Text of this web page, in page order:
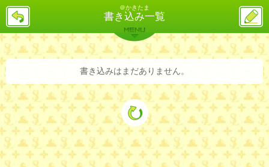
＠かきたま
書き込み一覧
戻
ス
投
稿
バックナンバー 詳細検索 ランキング
MENU
書き込みはまだありません。